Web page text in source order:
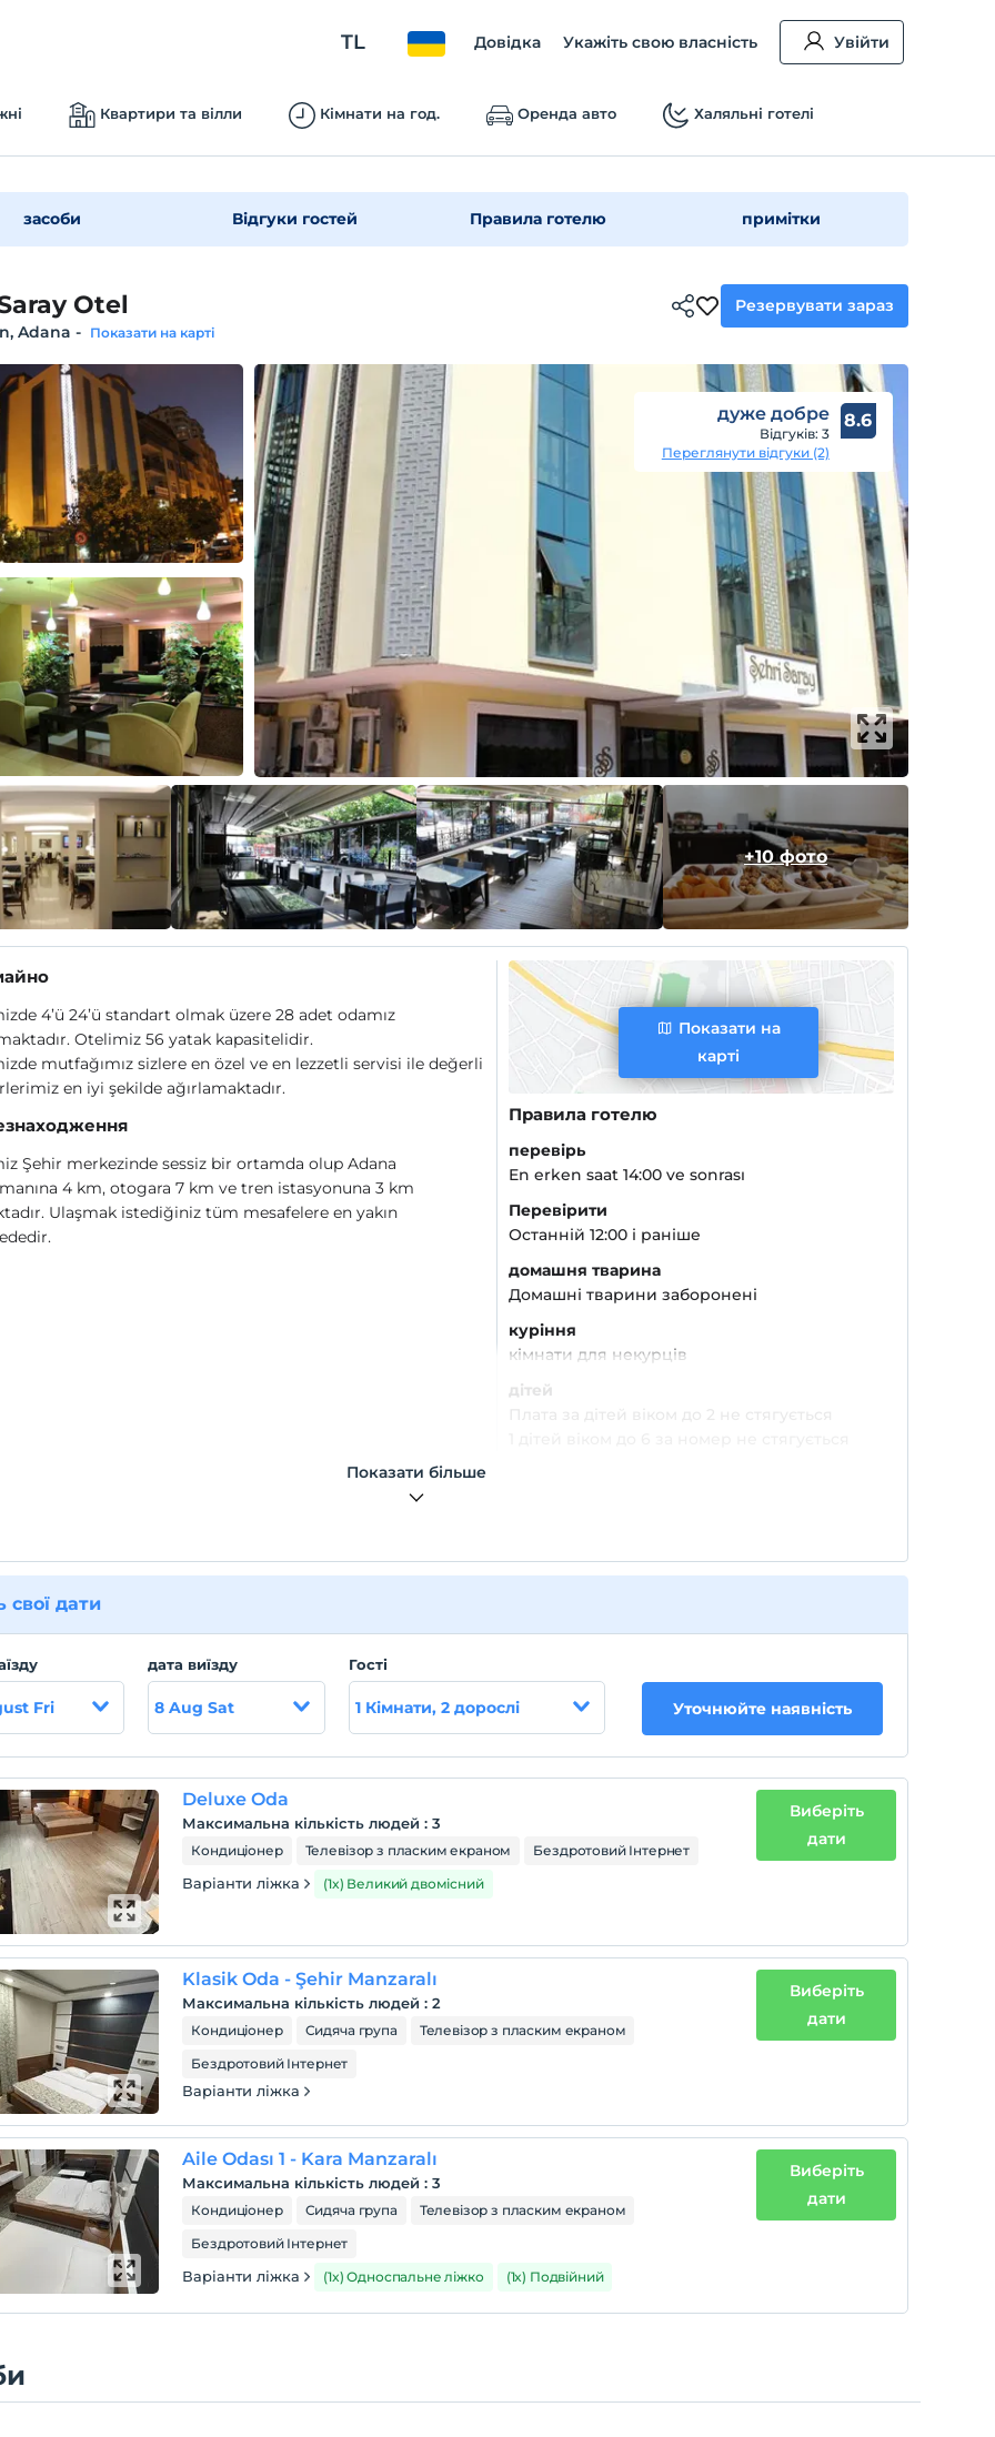
TL Довідка Укажіть свою власність Увійти
Квартири та вілли Кімнати на год. Оренда авто Халяльні готелі
засоби Відгуки гостей Правила готелю примітки
Otel
Adana - Показати на карті
Резервувати зараз
дуже добре
Відгуків: 3
Переглянути відгуки (2)
8.6
+10 фото
4’ü 24’ü standart olmak üzere 28 adet odamız
Otelimiz 56 yatak kapasitelidir.
mutfağımız sizlere en özel ve en lezzetli servisi ile değerli
en iyi şekilde ağırlamaktadır.
Şehir merkezinde sessiz bir ortamda olup Adana
4 km, otogara 7 km ve tren istasyonuna 3 km
Ulaşmak istediğiniz tüm mesafelere en yakın
Показати на
карті
Правила готелю
перевірь
En erken saat 14:00 ve sonrası
Перевірити
Останній 12:00 і раніше
домашня тварина
Домашні тварини заборонені
куріння
кімнати для некурців
дітей
Показати більше
свої дати
Fri
дата виїзду
8 Aug Sat
Гості
1 Кімнати, 2 дорослі Уточнюйте наявність
Deluxe Oda
Максимальна кількість людей :3
Кондиціонер Телевізор з пласким екраном Бездротовий Інтернет
Варіанти ліжка (1x) Великий двомісний
Виберіть
дати
Klasik Oda - Şehir Manzaralı
Максимальна кількість людей :2
Кондиціонер Сидяча група
Телевізор з пласким екраном
Бездротовий Інтернет
Варіанти ліжка
Виберіть
дати
Aile Odası 1 - Kara Manzaralı
Максимальна кількість людей :3
Кондиціонер Сидяча група
Телевізор з пласким екраном
Бездротовий Інтернет
Варіанти ліжка (1x) Односпальне ліжко (1x) Подвійний
Виберіть
дати